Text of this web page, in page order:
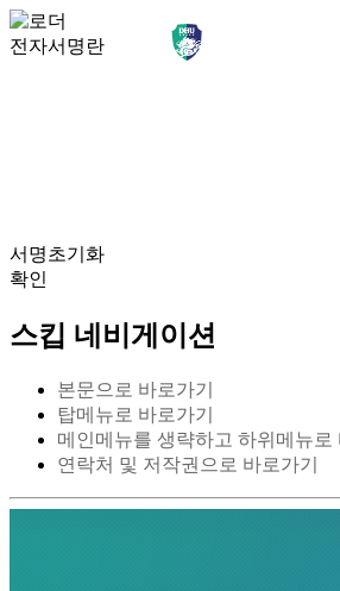
전자서명란
서명초기화
확인
스킵 네비게이션
본문으로 바로가기
탑메뉴로 바로가기
메인메뉴를 생략하고 하위메뉴로
연락처 및 저작권으로 바로가기